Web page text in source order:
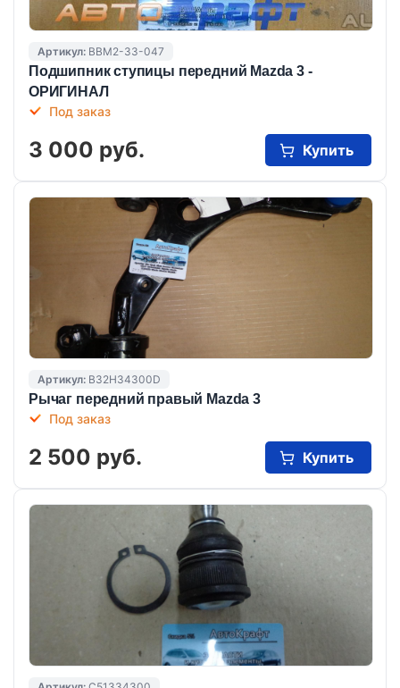
Артикул: BBM2-33-047
Подшипник ступицы передний Mazda 3 -
ОРИГИНАЛ
Под заказ
3 000 руб. Купить
Артикул: B32H34300D
Рычаг передний правый Mazda 3
Под заказ
2 500 руб. Купить